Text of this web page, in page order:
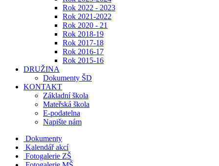
Rok 2022 - 2023
Rok 2021-2022
Rok 2020 - 21
Rok 2018-19
Rok 2017-18
Rok 2016-17
Rok 2015-16
DRUŽINA
Dokumenty ŠD
KONTAKT
Základní škola
Mateřská škola
E-podatelna
Napište nám
Dokumenty
Kalendář akcí
Fotogalerie ZŠ